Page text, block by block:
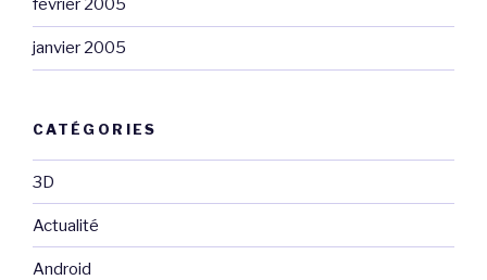
février 2005
janvier 2005
CATÉGORIES
3D
Actualité
Android